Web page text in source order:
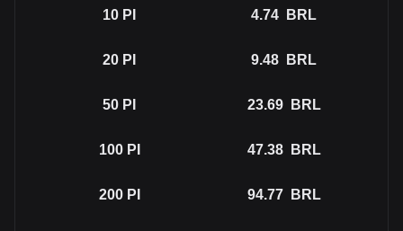
10 PI 4.74 BRL
20 PI 9.48 BRL
50 PI 23.69 BRL
100 PI 47.38 BRL
200 PI 94.77 BRL